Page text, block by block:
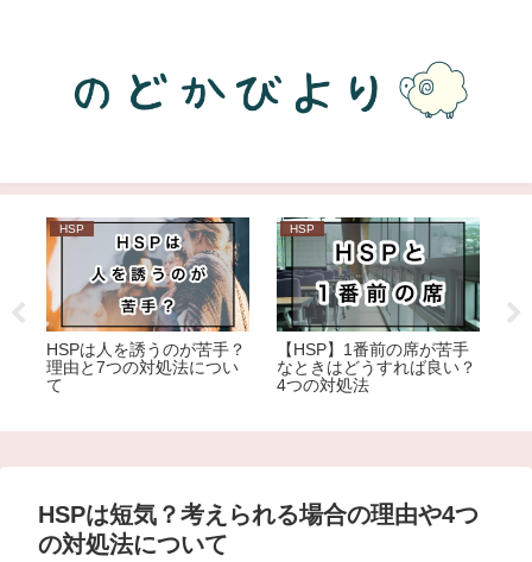
HSP
HSPは人を誘うのが苦手？
理由と7つの対処法につい
て
HSP
【HSP】1番前の席が苦手
なときはどうすれば良い？
4つの対処法
HSPは短気？考えられる場合の理由や4つ
の対処法について